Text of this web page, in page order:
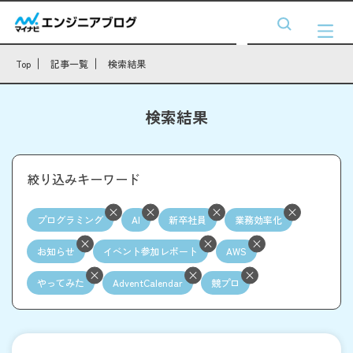
Top 記事一覧 検索結果
検索結果
絞り込みキーワード
プログラミング AI 新卒社員 業務効率化
お知らせ イベント参加レポート AWS
やってみた AdventCalendar 競プロ